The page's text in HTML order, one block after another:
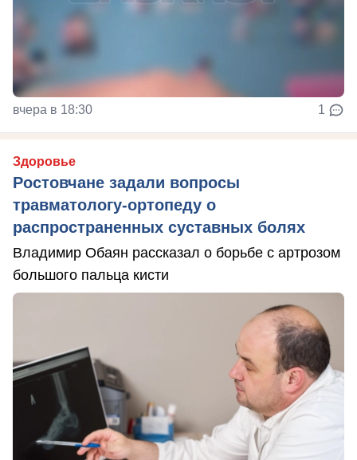
вчера в 18:30 1
Здоровье
Ростовчане задали вопросы
травматологу-ортопеду о
распространенных суставных болях
Владимир Обаян рассказал о борьбе с артрозом
большого пальца кисти